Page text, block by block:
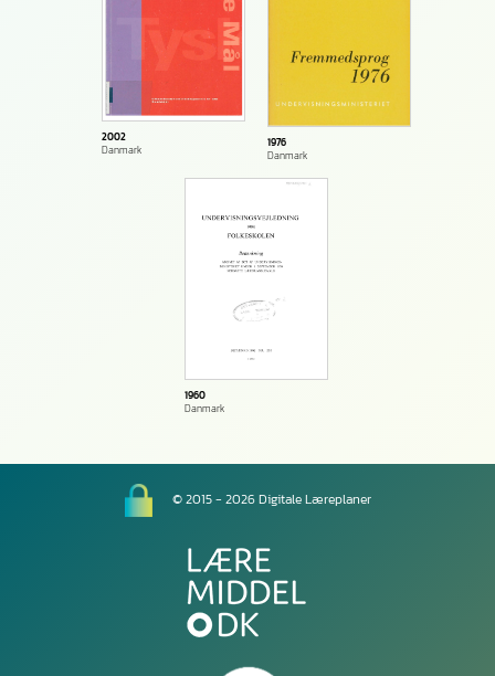
2002
Danmark
1976
Danmark
1960
Danmark
© 2015 - 2026 Digitale Læreplaner